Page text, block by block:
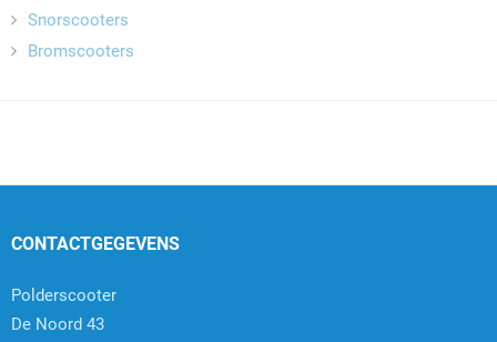
Snorscooters
Bromscooters
CONTACTGEGEVENS
Polderscooter
De Noord 43